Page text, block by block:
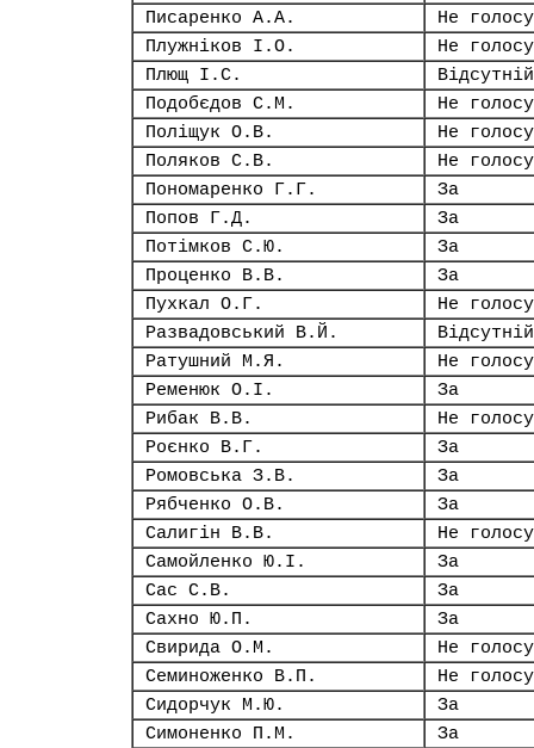
Писаренко А.А.
Не
Плужніков І.О.
Не
Плющ І.С.
Відсутній
Подобєдов С.М.
Не
Поліщук О.В.
Не
Поляков С.В.
Не
Пономаренко Г.Г.
За
Попов Г.Д.
За
Потімков С.Ю.
За
Проценко В.В.
За
Пухкал О.Г.
Не
Развадовський В.Й.
Відсутній
Ратушний М.Я.
Не
Ременюк О.І.
За
Рибак В.В.
Не
Роєнко В.Г.
За
Ромовська З.В.
За
Рябченко О.В.
За
Салигін В.В.
Не
Самойленко Ю.І.
За
Сас С.В.
За
Сахно Ю.П.
За
Свирида О.М.
Не
Семиноженко В.П.
Не
Сидорчук М.Ю.
За
Симоненко П.М.
За